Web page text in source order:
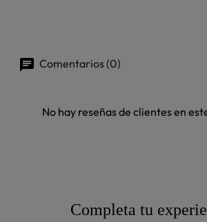
Comentarios (0)
No hay reseñas de clientes en
Completa tu